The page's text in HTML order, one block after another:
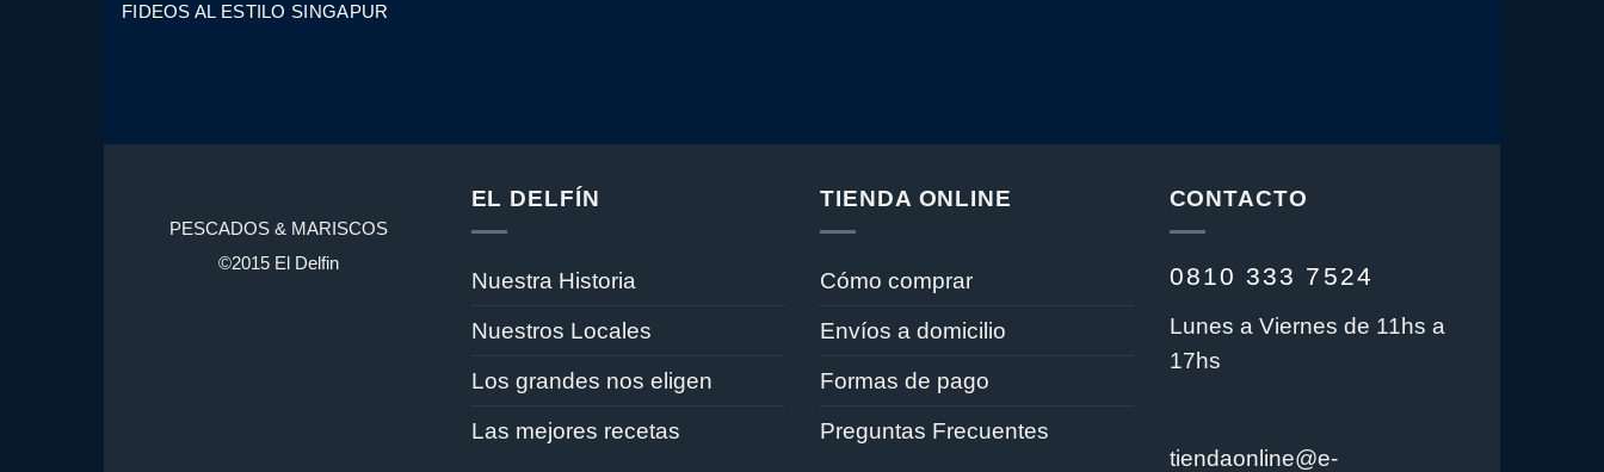
FIDEOS AL ESTILO SINGAPUR
PESCADOS & MARISCOS
©2015 El Delfin
EL DELFÍN
Nuestra Historia
Nuestros Locales
Los grandes nos eligen
Las mejores recetas
TIENDA ONLINE
Cómo comprar
Envíos a domicilio
Formas de pago
Preguntas Frecuentes
CONTACTO
0810 333 7524
Lunes a Viernes de 11hs a
17hs
tiendaonline@e-